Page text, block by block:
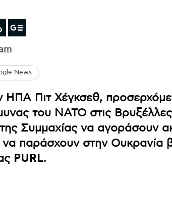
News
Πιτ Χέγκσεθ,
του ΝΑΤΟ στις
Συμμαχίας να αγοράσουν
παράσχουν στην Ουκρανία
PURL.